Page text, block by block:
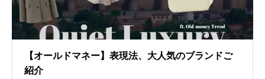
【オールドマネー】表現法、大人気のブランドご
紹介